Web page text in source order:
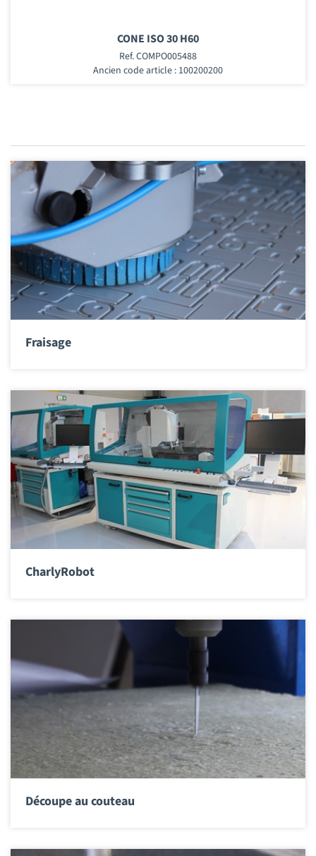
CONE ISO 30 H60
Ref. COMPO005488
Ancien code article : 100200200
Fraisage
CharlyRobot
Découpe au couteau